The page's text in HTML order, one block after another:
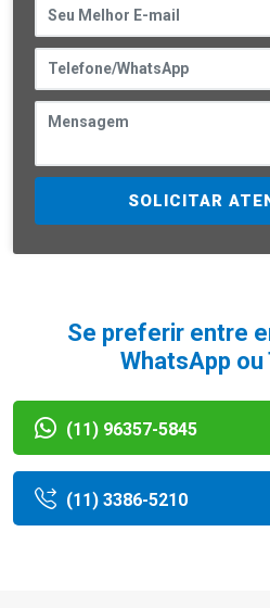
SOLICITAR
Se preferir entre
WhatsApp
(11) 96357-5845
(11) 3386-5210